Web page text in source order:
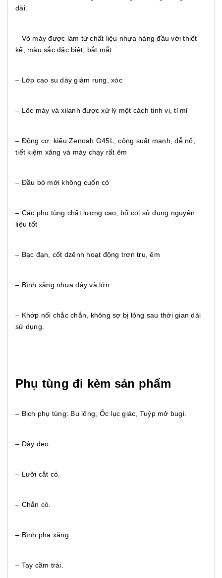
dài.
– Vỏ máy được làm từ chất liệu nhựa hàng đầu với thiết
kế, màu sắc đặc biệt, bắt mắt
– Lớp cao su dày giảm rung, xóc
– Lốc máy và xilanh được xử lý một cách tinh vi, tỉ mỉ
– Động cơ kiểu Zenoah G45L, công suất mạnh, dễ nổ,
tiết kiệm xăng và máy chạy rất êm
– Đầu bò mới không cuốn cỏ
– Các phụ tùng chất lượng cao, bố col sử dụng nguyên
liệu tốt
– Bạc đạn, cốt dzênh hoạt động trơn tru, êm
– Bình xăng nhựa dày và lớn.
– Khớp nối chắc chắn, không sợ bị lỏng sau thời gian dài
sử dụng.
Phụ tùng đi kèm sản phẩm
– Bịch phụ tùng: Bu lông, Ốc lục giác, Tuýp mở bugi.
– Dây đeo.
– Lưỡi cắt cỏ.
– Chắn cỏ.
– Bình pha xăng.
– Tay cầm trái.